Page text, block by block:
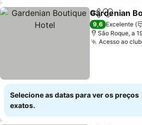
Partilhar
Gardenian
9,6 Excelente
São Roque, a
Acesso ao
Selecione as datas para ver os preços
exatos.